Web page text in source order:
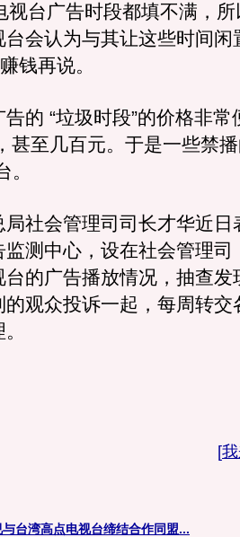
视台广告时段都填不满，
会认为与其让这些时间闲
钱再说。
“垃圾时段”的价格非常
甚至几百元。于是一些禁
会管理司司长才华近日
监测中心，设在社会管理司
的广告播放情况，抽查发
观众投诉一起，每周转交
[
与台湾高点电视台缔结合作同盟...